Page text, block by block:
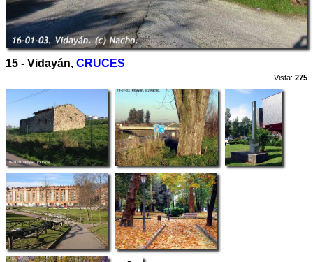
15 - Vidayán, CRUCES
Vista: 275